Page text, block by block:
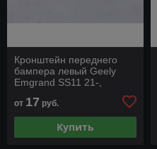
Кронштейн переднего
бампера левый Geely
Emgrand SS11 21-,
от 17 руб.
Купить